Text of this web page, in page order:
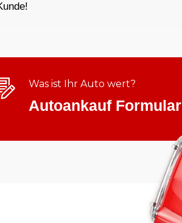
Was ist Ihr Auto wert?
Autoankauf Formular